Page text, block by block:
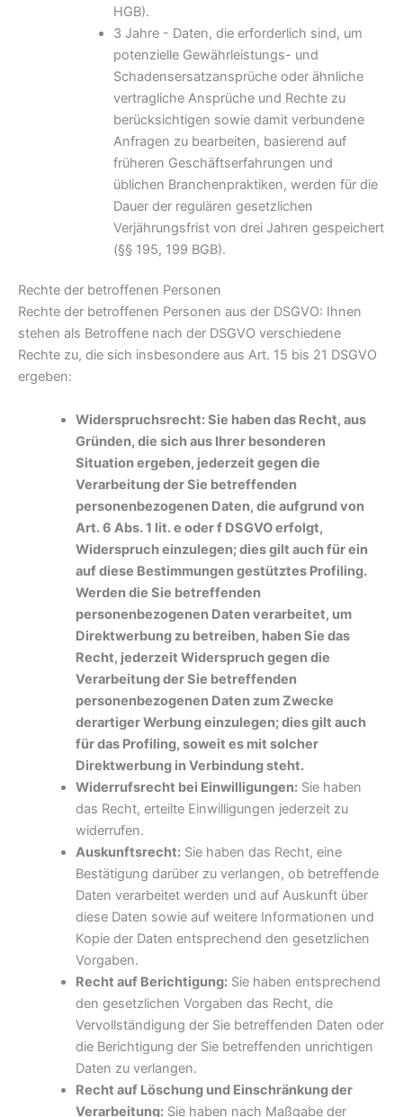
HGB).
3 Jahre - Daten, die erforderlich sind, um
potenzielle Gewährleistungs- und
Schadensersatzansprüche oder ähnliche
vertragliche Ansprüche und Rechte zu
berücksichtigen sowie damit verbundene
Anfragen zu bearbeiten, basierend auf
früheren Geschäftserfahrungen und
üblichen Branchenpraktiken, werden für die
Dauer der regulären gesetzlichen
Verjährungsfrist von drei Jahren gespeichert
(§§ 195, 199 BGB).
Rechte der betroffenen Personen
Rechte der betroffenen Personen aus der DSGVO: Ihnen
stehen als Betroffene nach der DSGVO verschiedene
Rechte zu, die sich insbesondere aus Art. 15 bis 21 DSGVO
ergeben:
Widerspruchsrecht: Sie haben das Recht, aus
Gründen, die sich aus Ihrer besonderen
Situation ergeben, jederzeit gegen die
Verarbeitung der Sie betreffenden
personenbezogenen Daten, die aufgrund von
Art. 6 Abs. 1 lit. e oder f DSGVO erfolgt,
Widerspruch einzulegen; dies gilt auch für ein
auf diese Bestimmungen gestütztes Profiling.
Werden die Sie betreffenden
personenbezogenen Daten verarbeitet, um
Direktwerbung zu betreiben, haben Sie das
Recht, jederzeit Widerspruch gegen die
Verarbeitung der Sie betreffenden
personenbezogenen Daten zum Zwecke
derartiger Werbung einzulegen; dies gilt auch
für das Profiling, soweit es mit solcher
Direktwerbung in Verbindung steht.
Widerrufsrecht bei Einwilligungen:Sie haben
das Recht, erteilte Einwilligungen jederzeit zu
widerrufen.
Auskunftsrecht:Sie haben das Recht, eine
Bestätigung darüber zu verlangen, ob betreffende
Daten verarbeitet werden und auf Auskunft über
diese Daten sowie auf weitere Informationen und
Kopie der Daten entsprechend den gesetzlichen
Vorgaben.
Recht auf Berichtigung:Sie haben entsprechend
den gesetzlichen Vorgaben das Recht, die
Vervollständigung der Sie betreffenden Daten oder
die Berichtigung der Sie betreffenden unrichtigen
Daten zu verlangen.
Recht auf Löschung und Einschränkung der
Verarbeitung:Sie haben nach Maßgabe der